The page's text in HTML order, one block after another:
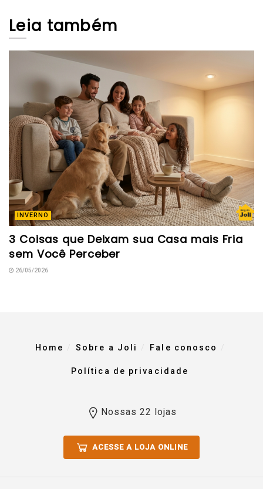
Leia também
INVERNO
3 Coisas que Deixam sua Casa mais Fria
sem Você Perceber
26/05/2026
Home Sobre a Joli Fale conosco
Política de privacidade
Nossas 22 lojas
ACESSE A LOJA ONLINE